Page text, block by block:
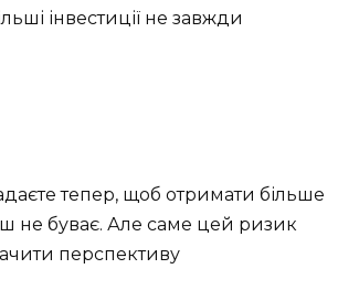
інвестиції не завжди
тепер, щоб отримати більше
не буває. Але саме цей ризик
перспективу